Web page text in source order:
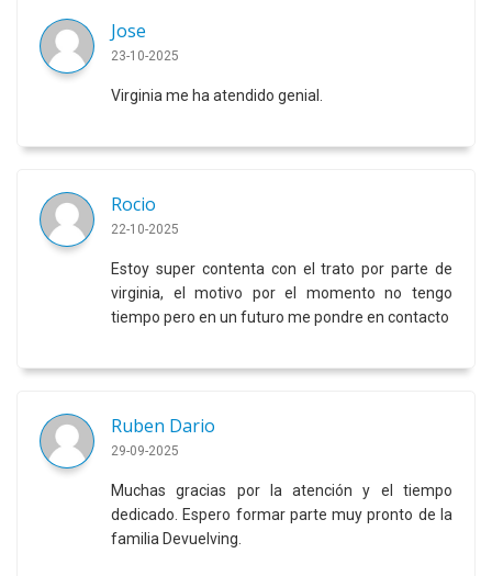
Jose
23-10-2025
Virginia me ha atendido genial.
Rocio
22-10-2025
Estoy super contenta con el trato por parte de
virginia, el motivo por el momento no tengo
tiempo pero en un futuro me pondre en contacto
Ruben Dario
29-09-2025
Muchas gracias por la atención y el tiempo
dedicado. Espero formar parte muy pronto de la
familia Devuelving.